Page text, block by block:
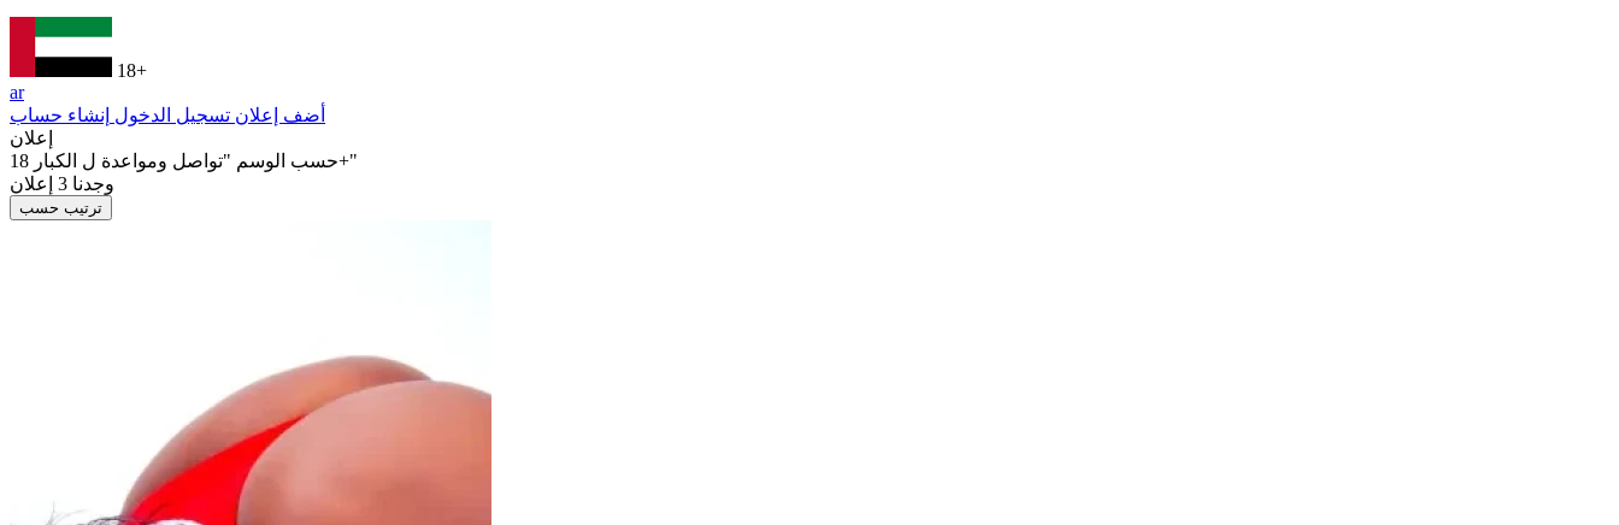
18+
ar
أضف إعلان تسجيل الدخول إنشاء حساب
إعلان
حسب الوسم"تواصل ومواعدة ل الكبار 18+"
وجدنا 3 إعلان
ترتيب حسب